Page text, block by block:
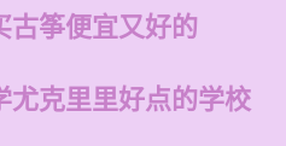
古筝便宜又好的
尤克里里好点的学校